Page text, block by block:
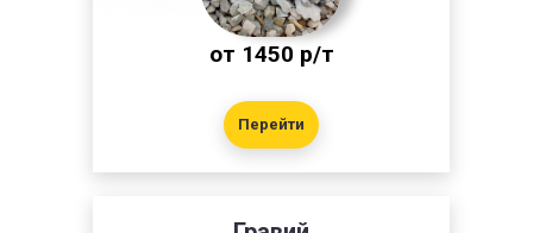
Перейти
от 1450 р/т